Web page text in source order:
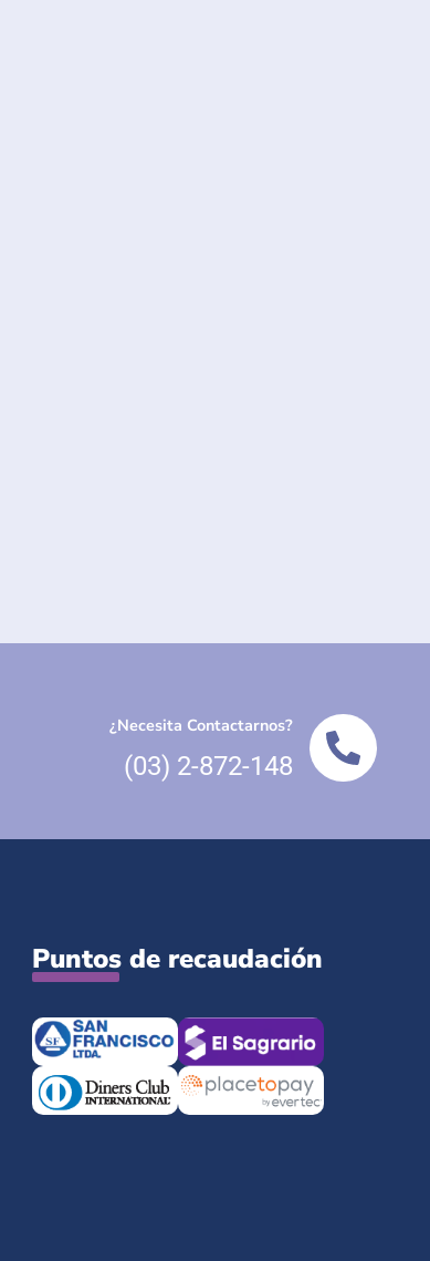
¿Necesita Contactarnos?
(03) 2-872-148
Puntos de recaudación